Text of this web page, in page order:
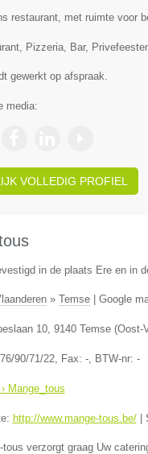
restaurant, met ruimte voor
Pizzeria, Bar,
gewerkt op afspraak.
media:
VOLLEDIG PROFIEL
in de plaats Ere en in
» Temse| Google
10, 9140 Temse(Oost-
90/71/22, Fax: -, BTW-nr: -
Mange_tous
http://www.mange-tous.be/|
tous verzorgt graag Uw